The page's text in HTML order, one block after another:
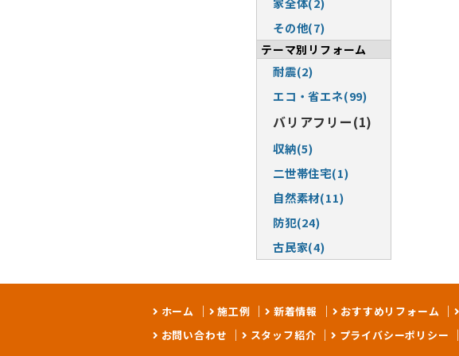
その他(7)
テーマ別リフォーム
耐震(2)
エコ・省エネ(99)
バリアフリー(1)
収納(5)
二世帯住宅(1)
自然素材(11)
防犯(24)
古民家(4)
ホーム 施工例 新着情報 おすすめリフォーム
お問い合わせ
スタッフ紹介 プライバシーポリシー